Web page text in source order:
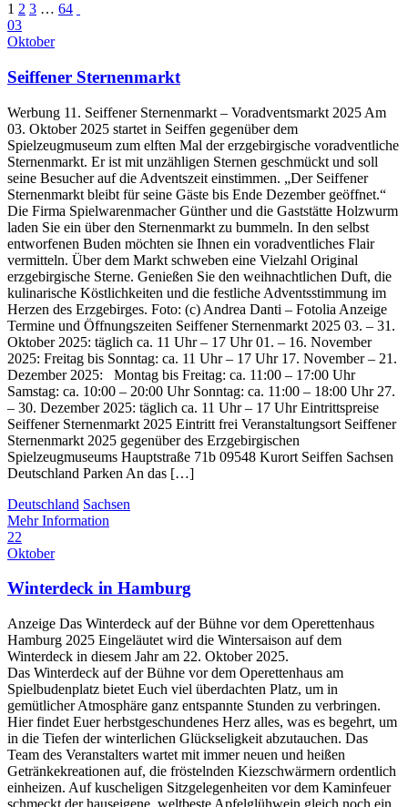
1 2 3 … 64
03
Oktober
Seiffener Sternenmarkt
Werbung 11. Seiffener Sternenmarkt – Voradventsmarkt 2025 Am
03. Oktober 2025 startet in Seiffen gegenüber dem
Spielzeugmuseum zum elften Mal der erzgebirgische voradventliche
Sternenmarkt. Er ist mit unzähligen Sternen geschmückt und soll
seine Besucher auf die Adventszeit einstimmen. „Der Seiffener
Sternenmarkt bleibt für seine Gäste bis Ende Dezember geöffnet.“
Die Firma Spielwarenmacher Günther und die Gaststätte Holzwurm
laden Sie ein über den Sternenmarkt zu bummeln. In den selbst
entworfenen Buden möchten sie Ihnen ein voradventliches Flair
vermitteln. Über dem Markt schweben eine Vielzahl Original
erzgebirgische Sterne. Genießen Sie den weihnachtlichen Duft, die
kulinarische Köstlichkeiten und die festliche Adventsstimmung im
Herzen des Erzgebirges. Foto: (c) Andrea Danti – Fotolia Anzeige
Termine und Öffnungszeiten Seiffener Sternenmarkt 2025 03. – 31.
Oktober 2025: täglich ca. 11 Uhr – 17 Uhr 01. – 16. November
2025: Freitag bis Sonntag: ca. 11 Uhr – 17 Uhr 17. November – 21.
Dezember 2025: Montag bis Freitag: ca. 11:00 – 17:00 Uhr
Samstag: ca. 10:00 – 20:00 Uhr Sonntag: ca. 11:00 – 18:00 Uhr 27.
– 30. Dezember 2025: täglich ca. 11 Uhr – 17 Uhr Eintrittspreise
Seiffener Sternenmarkt 2025 Eintritt frei Veranstaltungsort Seiffener
Sternenmarkt 2025 gegenüber des Erzgebirgischen
Spielzeugmuseums Hauptstraße 71b 09548 Kurort Seiffen Sachsen
Deutschland Parken An das […]
Deutschland Sachsen
Mehr Information
22
Oktober
Winterdeck in Hamburg
Anzeige Das Winterdeck auf der Bühne vor dem Operettenhaus
Hamburg 2025 Eingeläutet wird die Wintersaison auf dem
Winterdeck in diesem Jahr am 22. Oktober 2025.
Das Winterdeck auf der Bühne vor dem Operettenhaus am
Spielbudenplatz bietet Euch viel überdachten Platz, um in
gemütlicher Atmosphäre ganz entspannte Stunden zu verbringen.
Hier findet Euer herbstgeschundenes Herz alles, was es begehrt, um
in die Tiefen der winterlichen Glückseligkeit abzutauchen. Das
Team des Veranstalters wartet mit immer neuen und heißen
Getränkekreationen auf, die fröstelnden Kiezschwärmern ordentlich
einheizen. Auf kuscheligen Sitzgelegenheiten vor dem Kaminfeuer